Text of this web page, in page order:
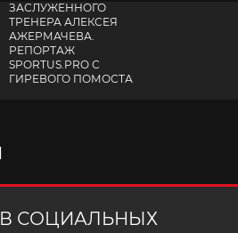
ЗАСЛУЖЕННОГО
ТРЕНЕРА АЛЕКСЕЯ
АЖЕРМАЧЕВА.
РЕПОРТАЖ
SPORTUS.PRO С
ГИРЕВОГО ПОМОСТА
В СОЦИАЛЬНЫХ